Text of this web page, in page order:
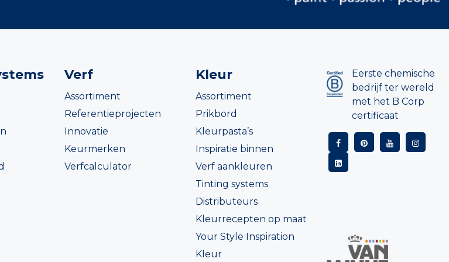
Verf
Assortiment
Referentieprojecten
Innovatie
Keurmerken
Verfcalculator
Kleur
Assortiment
Prikbord
Kleurpasta’s
Inspiratie binnen
Verf aankleuren
Tinting systems
Distributeurs
Kleurrecepten op maat
Your Style Inspiration
Kleur
Eerste chemische
bedrijf ter wereld
met het B Corp
certificaat